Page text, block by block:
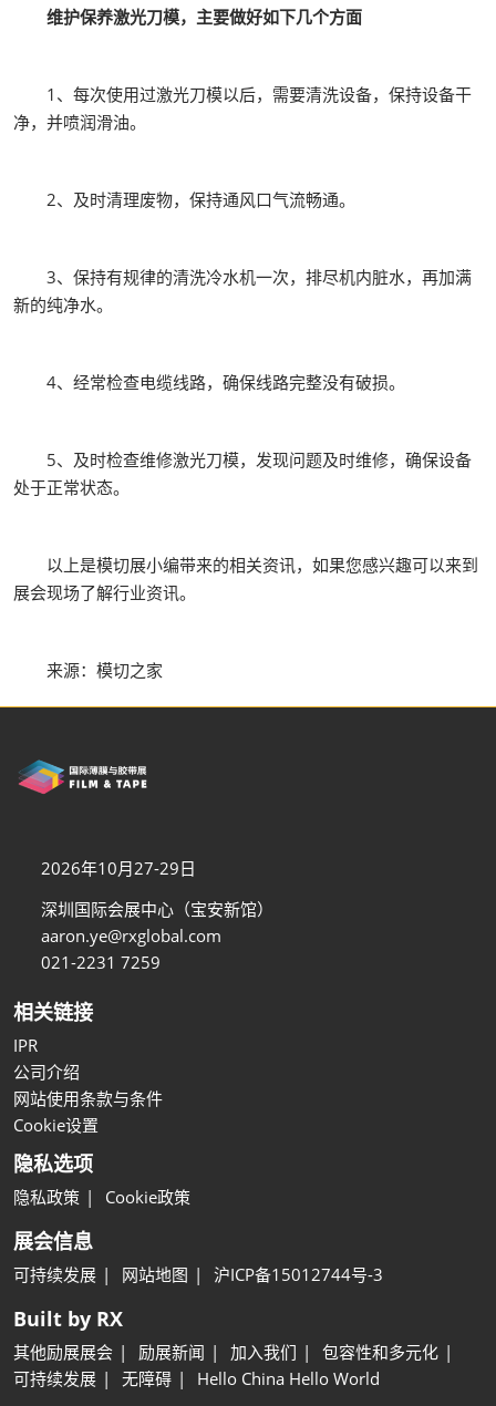
维护保养激光刀模，主要做好如下几个方面
1、每次使用过激光刀模以后，需要清洗设备，保持设备干
净，并喷润滑油。
2、及时清理废物，保持通风口气流畅通。
3、保持有规律的清洗冷水机一次，排尽机内脏水，再加满
新的纯净水。
4、经常检查电缆线路，确保线路完整没有破损。
5、及时检查维修激光刀模，发现问题及时维修，确保设备
处于正常状态。
以上是模切展小编带来的相关资讯，如果您感兴趣可以来到
展会现场了解行业资讯。
来源：模切之家
2026年10月27-29日
深圳国际会展中心（宝安新馆）
aaron.ye@rxglobal.com
021-2231 7259
相关链接
IPR
公司介绍
网站使用条款与条件
Cookie设置
隐私选项
隐私政策 Cookie政策
展会信息
可持续发展 网站地图 沪ICP备15012744号-3
Built by RX
其他励展展会 励展新闻 加入我们
包容性和多元化
可持续发展
无障碍 Hello China Hello World